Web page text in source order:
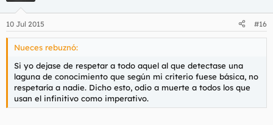
10 Jul 2015 #16
Nueces rebuznó:
Si yo dejase de respetar a todo aquel al que detectase una
laguna de conocimiento que según mi criterio fuese básica, no
respetaría a nadie. Dicho esto, odio a muerte a todos los que
usan el infinitivo como imperativo.